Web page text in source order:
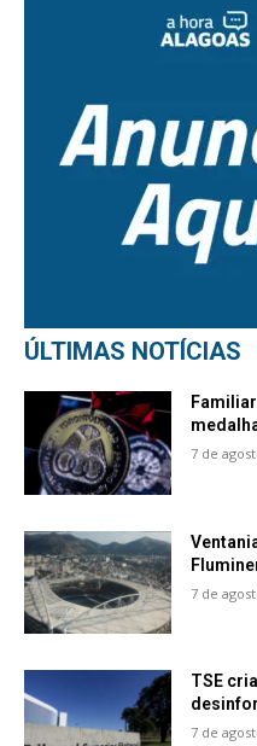
ÚLTIMAS NOTÍCIAS
7 de
7 de
TSE
7 de